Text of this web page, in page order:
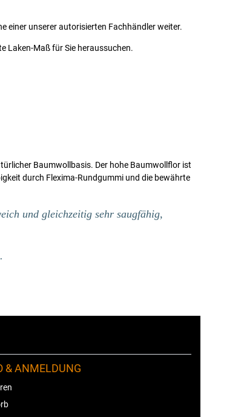
einer unserer autorisierten Fachhändler weiter.
Laken-Maß für Sie heraussuchen.
Baumwollbasis. Der hohe Baumwollflor ist
durch Flexima-Rundgummi und die bewährte
und gleichzeitig sehr saugfähig,
& ANMELDUNG